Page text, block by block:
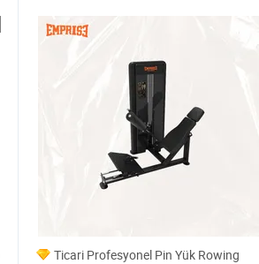
Ticari Profesyonel Pin Yük Rowing